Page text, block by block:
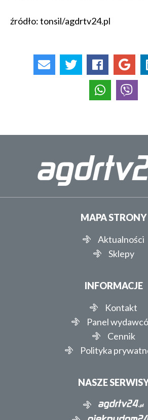
źródło: tonsil/agdrtv24.pl
MAPA STRONY
Aktualności
Sklepy
INFORMACJE
Kontakt
Panel
Cennik
Polityka
NASZE